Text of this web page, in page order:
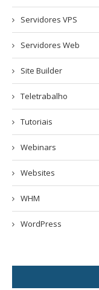
Servidores VPS
Servidores Web
Site Builder
Teletrabalho
Tutoriais
Webinars
Websites
WHM
WordPress